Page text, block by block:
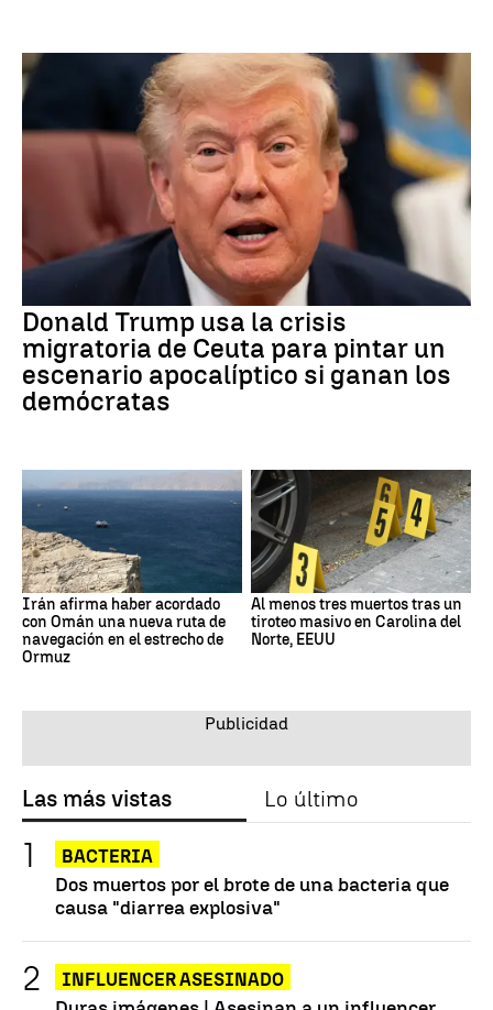
Donald Trump usa la crisis
migratoria de Ceuta para pintar un
escenario apocalíptico si ganan los
demócratas
Irán afirma haber acordado
con Omán una nueva ruta de
navegación en el estrecho de
Ormuz
Al menos tres muertos tras un
tiroteo masivo en Carolina del
Norte, EEUU
Las más vistas Lo último
BACTERIA
Dos muertos por el brote de una bacteria que
causa "diarrea explosiva"
INFLUENCER ASESINADO